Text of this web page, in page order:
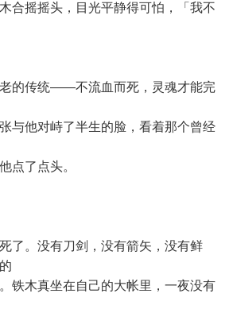
摇摇头，目光平静得可怕，「我不
传统——不流血而死，灵魂才能完
与他对峙了半生的脸，看着那个曾经
点了点头。
。没有刀剑，没有箭矢，没有鲜
铁木真坐在自己的大帐里，一夜没有